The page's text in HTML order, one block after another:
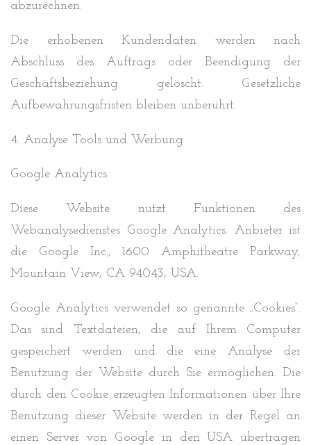
abzurechnen.
Die erhobenen Kundendaten werden nach
Abschluss des Auftrags oder Beendigung der
Geschäftsbeziehung gelöscht. Gesetzliche
Aufbewahrungsfristen bleiben unberührt.
4. Analyse Tools und Werbung
Google Analytics
Diese Website nutzt Funktionen des
Webanalysedienstes Google Analytics. Anbieter ist
die Google Inc., 1600 Amphitheatre Parkway,
Mountain View, CA 94043, USA.
Google Analytics verwendet so genannte „Cookies“.
Das sind Textdateien, die auf Ihrem Computer
gespeichert werden und die eine Analyse der
Benutzung der Website durch Sie ermöglichen. Die
durch den Cookie erzeugten Informationen über Ihre
Benutzung dieser Website werden in der Regel an
einen Server von Google in den USA übertragen